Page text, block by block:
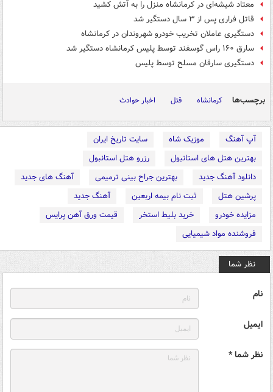
معتاد شیشه‌ای در کرمانشاه منزل را به آتش کشید
قاتل فراری پس از ۳ سال دستگیر شد
دستگیری عاملان تخریب خودرو شهروندان در کرمانشاه
سارق ۱۶۰ راس گوسفند توسط پلیس کرمانشاه دستگیر شد
دستگیری سارقان مسلح توسط پلیس
برچسب‌ها کرمانشاه قتل اخبار حوادث
آپ آهنگ موزیک شاه
سایت تاریخ ایران
بهترین هتل های استانبول
رزرو هتل استانبول
دانلود آهنگ جدید
بهترین جراح بینی ترمیمی
آهنگ های جدید
پرشین هتل
ثبت نام بیمه اربعین
آهنگ جدید
مزایده خودرو
خرید بلیط استخر
قیمت ورق آهن پرایس
فروشنده مواد شیمیایی
نظر شما
نام
ایمیل
نظر شما *